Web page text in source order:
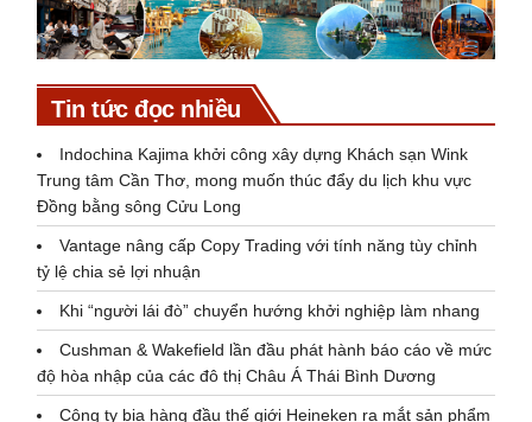
Tin tức đọc nhiều
Indochina Kajima khởi công xây dựng Khách sạn Wink
Trung tâm Cần Thơ, mong muốn thúc đẩy du lịch khu vực
Đồng bằng sông Cửu Long
Vantage nâng cấp Copy Trading với tính năng tùy chỉnh
tỷ lệ chia sẻ lợi nhuận
Khi “người lái đò” chuyển hướng khởi nghiệp làm nhang
Cushman & Wakefield lần đầu phát hành báo cáo về mức
độ hòa nhập của các đô thị Châu Á Thái Bình Dương
Công ty bia hàng đầu thế giới Heineken ra mắt sản phẩm